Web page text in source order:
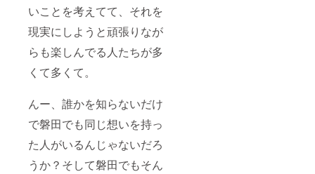
いことを考えてて、それを
現実にしようと頑張りなが
らも楽しんでる人たちが多
くて多くて。
んー、誰かを知らないだけ
で磐田でも同じ想いを持っ
た人がいるんじゃないだろ
うか？そして磐田でもそん